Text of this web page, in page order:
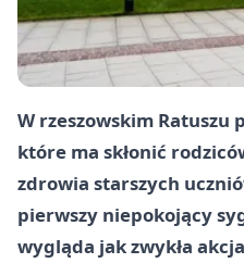
W rzeszowskim Ratuszu
które ma skłonić
zdrowia starszych
pierwszy niepokojący
wygląda jak zwykła